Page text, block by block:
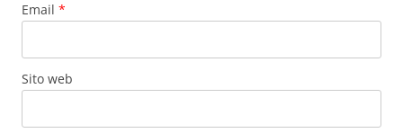
Email *
Sito web